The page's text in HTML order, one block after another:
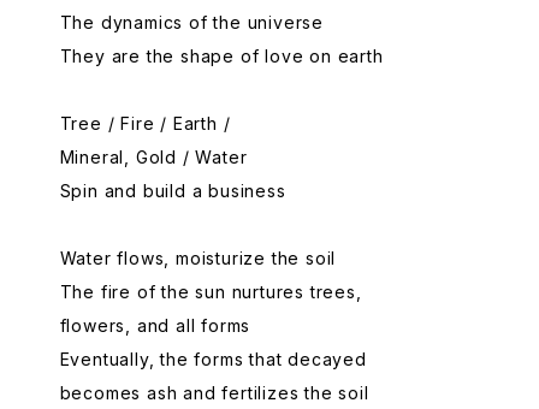
The dynamics of the universe
They are the shape of love on earth
Tree / Fire / Earth /
Mineral, Gold / Water
Spin and build a business
Water flows, moisturize the soil
The fire of the sun nurtures trees,
flowers, and all forms
Eventually, the forms that decayed
becomes ash and fertilizes the soil